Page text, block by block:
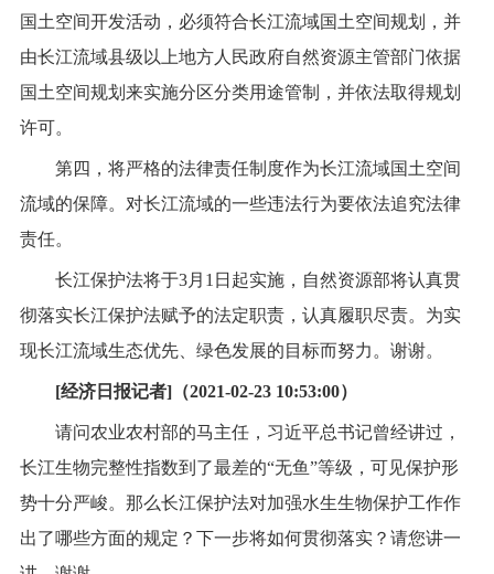
国土空间开发活动，必须符合长江流域国土空间规划，并
由长江流域县级以上地方人民政府自然资源主管部门依据
国土空间规划来实施分区分类用途管制，并依法取得规划
许可。
第四，将严格的法律责任制度作为长江流域国土空间
流域的保障。对长江流域的一些违法行为要依法追究法律
责任。
长江保护法将于3月1日起实施，自然资源部将认真贯
彻落实长江保护法赋予的法定职责，认真履职尽责。为实
现长江流域生态优先、绿色发展的目标而努力。谢谢。
[经济日报记者]（2021-02-23 10:53:00）
请问农业农村部的马主任，习近平总书记曾经讲过，
长江生物完整性指数到了最差的“无鱼”等级，可见保护形
势十分严峻。那么长江保护法对加强水生生物保护工作作
出了哪些方面的规定？下一步将如何贯彻落实？请您讲一